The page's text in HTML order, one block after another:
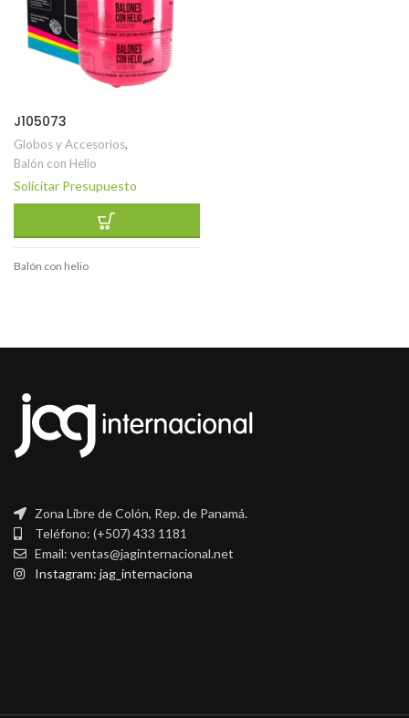
J105073
Globos y Accesorios,
Balón con Helio
Solicitar Presupuesto
Balón con helio
Zona Libre de Colón, Rep. de Panamá.
Teléfono: (+507) 433 1181
Email: ventas@jaginternacional.net
Instagram: jag_internaciona